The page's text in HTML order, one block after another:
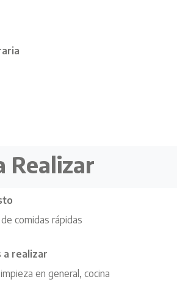
Realizar
comidas rápidas
a realizar
en general, cocina